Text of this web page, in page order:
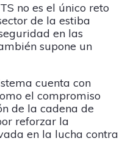
no es el único reto
de la estiba
en las
supone un
cuenta con
el compromiso
de la cadena de
reforzar la
en la lucha contra